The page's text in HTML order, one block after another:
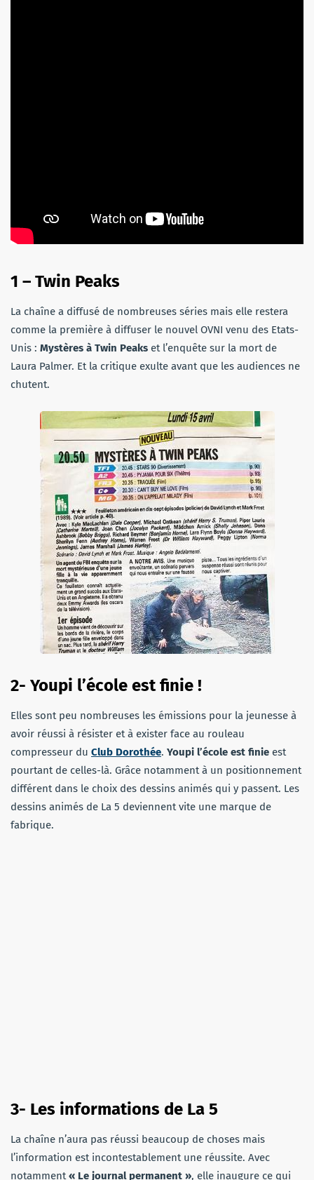
1 – Twin Peaks
La chaîne a diffusé de nombreuses séries mais elle restera
comme la première à diffuser le nouvel OVNI venu des Etats-
Unis : Mystères à Twin Peaks et l’enquête sur la mort de
Laura Palmer. Et la critique exulte avant que les audiences ne
chutent.
2- Youpi l’école est finie !
Elles sont peu nombreuses les émissions pour la jeunesse à
avoir réussi à résister et à exister face au rouleau
compresseur du Club Dorothée. Youpi l’école est finie est
pourtant de celles-là. Grâce notamment à un positionnement
différent dans le choix des dessins animés qui y passent. Les
dessins animés de La 5 deviennent vite une marque de
fabrique.
3- Les informations de La 5
La chaîne n’aura pas réussi beaucoup de choses mais
l’information est incontestablement une réussite. Avec
notamment « Le journal permanent », elle inaugure ce qui